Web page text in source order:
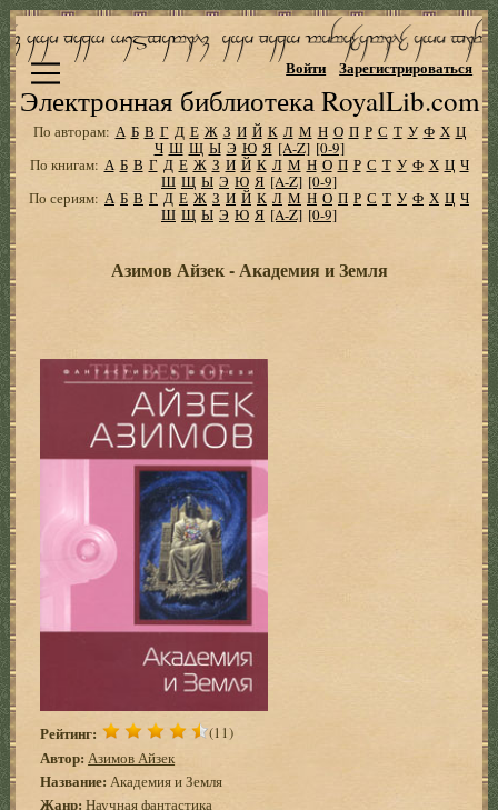
Электронная библиотека RoyalLib.com
Войти Зарегистрироваться
По авторам: А Б В Г Д Е Ж З И Й К Л М Н О П Р С Т У Ф Х Ц
Ч Ш Щ Ы Э Ю Я [A-Z] [0-9]
По книгам: А Б В Г Д Е Ж З И Й К Л М Н О П Р С Т У Ф Х Ц Ч
Ш Щ Ы Э Ю Я [A-Z] [0-9]
По сериям: А Б В Г Д Е Ж З И Й К Л М Н О П Р С Т У Ф Х Ц Ч
Ш Щ Ы Э Ю Я [A-Z] [0-9]
Азимов Айзек - Академия и Земля
Рейтинг: (11)
Автор: Азимов Айзек
Название: Академия и Земля
Жанр: Научная фантастика